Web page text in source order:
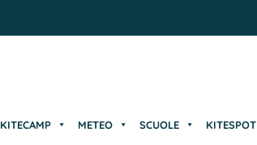
KITECAMP METEO SCUOLE KITESPOT